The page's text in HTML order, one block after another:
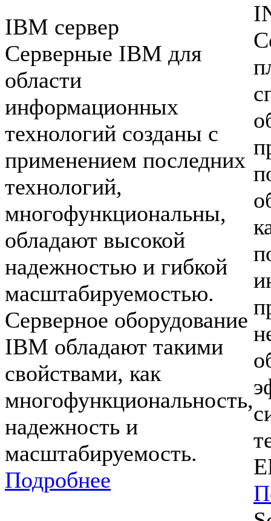
IBM сервер
Серверные IBM для
области
информационных
технологий созданы с
применением последних
технологий,
многофункциональны,
обладают высокой
надежностью и гибкой
масштабируемостью.
Серверное оборудование
IBM обладают такими
свойствами, как
многофункциональность,
надежность и
масштабируемость.
Подробнее